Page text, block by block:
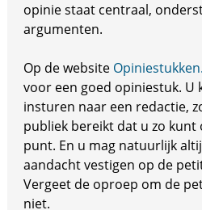
opinie staat centraal,
argumenten.
Op de website
voor een goed opiniestuk. U
insturen naar een redactie,
publiek bereikt dat u zo kunt
punt. En u mag natuurlijk
aandacht vestigen op de
Vergeet de oproep om de
niet.